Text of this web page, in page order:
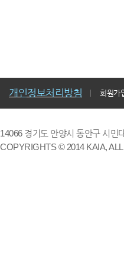
개인정보처리방침 회원가
14066 경기도 안양시 동안구 시
COPYRIGHTS © 2014 KAIA,